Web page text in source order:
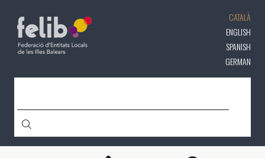
contingut
CATALÀ
ENGLISH
SPANISH
GERMAN